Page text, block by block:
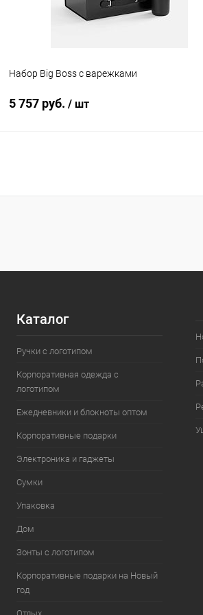
Набор Big Boss с варежками
5 757 руб. / шт
Купить в 1 клик К сравнению
Каталог
Ручки с логотипом
Корпоративная одежда с
логотипом
Ежедневники и блокноты оптом
Корпоративные подарки
Электроника и гаджеты
Сумки
Упаковка
Дом
Зонты с логотипом
Корпоративные подарки на Новый
год